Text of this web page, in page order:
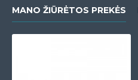
MANO ŽIŪRĖTOS PREKĖS